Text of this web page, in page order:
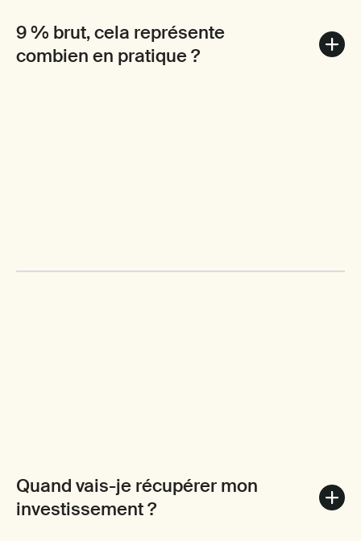
9 % brut, cela représente
combien en pratique ?
Quand vais-je récupérer mon
investissement ?